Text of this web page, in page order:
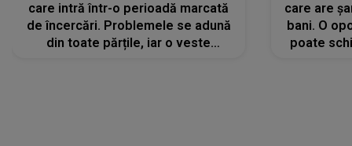
care intră într-o perioadă marcată
de încercări. Problemele se adună
din toate părțile, iar o veste
care are
bani. O
poate